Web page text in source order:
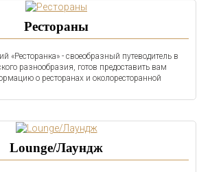
Рестораны
«Ресторанка» - своеобразный путеводитель в
разнообразия, готов предоставить вам
о ресторанах и околоресторанной
Lounge/Лаундж